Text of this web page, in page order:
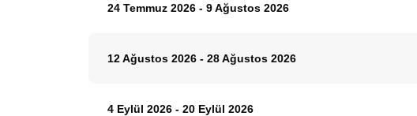
24 Temmuz 2026 - 9 Ağustos 2026
12 Ağustos 2026 - 28 Ağustos 2026
4 Eylül 2026 - 20 Eylül 2026